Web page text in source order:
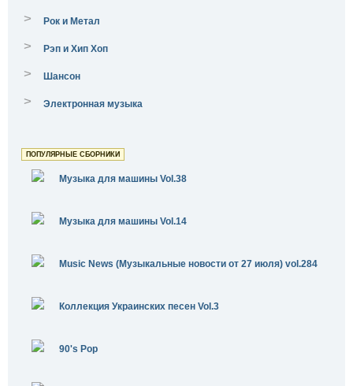
> Рок и Метал
> Рэп и Хип Хоп
> Шансон
> Электронная музыка
ПОПУЛЯРНЫЕ СБОРНИКИ
Музыка для машины Vol.38
Музыка для машины Vol.14
Music News (Музыкальные новости от 27 июля) vol.284
Коллекция Украинских песен Vol.3
90's Pop